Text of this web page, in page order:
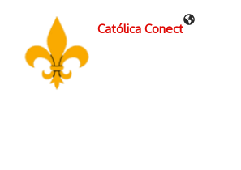
Católica Conect